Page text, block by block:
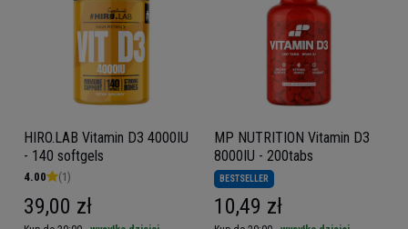
HIRO.LAB Vitamin D3 4000IU
- 140 softgels
4.00 (1)
39,00 zł
MP NUTRITION Vitamin D3
8000IU - 200tabs
BESTSELLER
10,49 zł